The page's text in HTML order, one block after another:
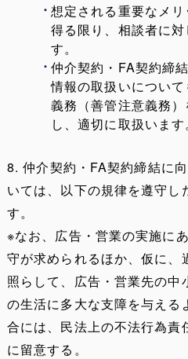
想定される重要なメ
得る限り、相談者に
す。
仲介契約・FA契約締
情報の取扱いについ
義務（善管注意義務
し、適切に取扱います
8. 仲介契約・FA契約締結に
いては、以下の規律を遵守し
す。
※なお、広告・営業の実施に
守が求められるほか、仮に、
照らして、広告・営業先の
の生活に多大な支障を与える
合には、民法上の不法行為責
に留意する。